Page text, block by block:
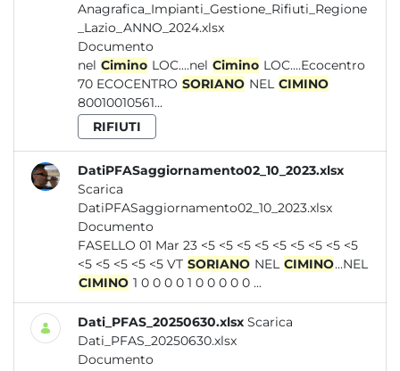
Anagrafica_Impianti_Gestione_Rifiuti_Regione
_Lazio_ANNO_2024.xlsx
Documento
nel Cimino LOC....nel Cimino LOC....Ecocentro
70 ECOCENTRO SORIANO NEL CIMINO
80010010561...
RIFIUTI
DatiPFASaggiornamento02_10_2023.xlsx
Scarica
DatiPFASaggiornamento02_10_2023.xlsx
Documento
FASELLO 01 Mar 23 <5 <5 <5 <5 <5 <5 <5 <5 <5
<5 <5 <5 <5 <5 VT SORIANO NEL CIMINO...NEL
CIMINO
1 0 0 0 0 1 0 0 0 0 0 ...
Dati_PFAS_20250630.xlsx Scarica
Dati_PFAS_20250630.xlsx
Documento